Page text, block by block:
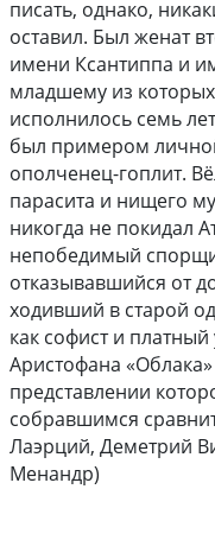
писать, однако,
оставил. Был женат
имени Ксантиппа и
младшему из
исполнилось семь
был примером
ополченец-гоплит.
парасита и нищего
никогда не покидал
непобедимый
отказывавшийся от
ходивший в старой
как софист и
Аристофана
представлении
собравшимся
Лаэрций, Деметрий
Менандр)